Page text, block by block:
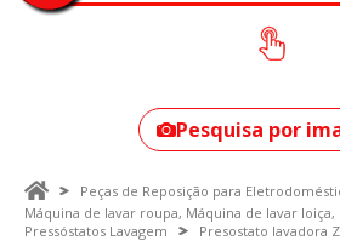
Como encontrar
o seu modelo?
Pesquisa por
Peças de Reposição para
Máquina de lavar roupa, Máquina de lavar loiça,
Pressóstatos Lavagem
Presostato lavadora